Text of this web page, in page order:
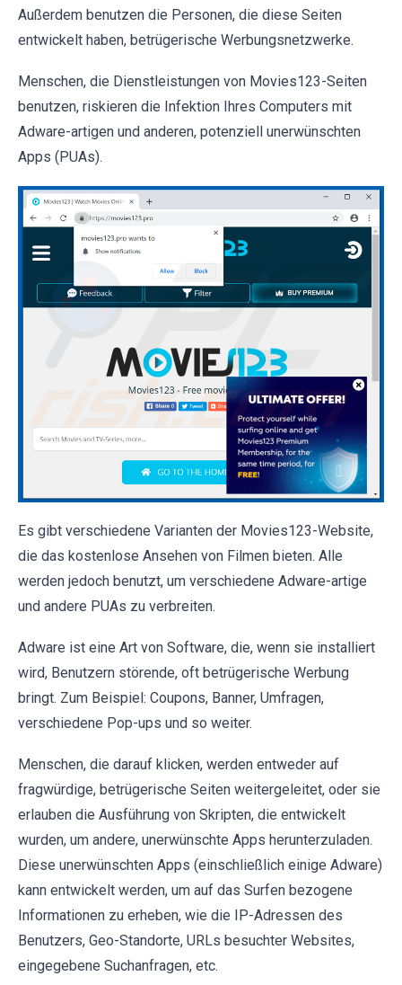
Außerdem benutzen die Personen, die diese Seiten
entwickelt haben, betrügerische Werbungsnetzwerke.
Menschen, die Dienstleistungen von Movies123-Seiten
benutzen, riskieren die Infektion Ihres Computers mit
Adware-artigen und anderen, potenziell unerwünschten
Apps (PUAs).
Es gibt verschiedene Varianten der Movies123-Website,
die das kostenlose Ansehen von Filmen bieten. Alle
werden jedoch benutzt, um verschiedene Adware-artige
und andere PUAs zu verbreiten.
Adware ist eine Art von Software, die, wenn sie installiert
wird, Benutzern störende, oft betrügerische Werbung
bringt. Zum Beispiel: Coupons, Banner, Umfragen,
verschiedene Pop-ups und so weiter.
Menschen, die darauf klicken, werden entweder auf
fragwürdige, betrügerische Seiten weitergeleitet, oder sie
erlauben die Ausführung von Skripten, die entwickelt
wurden, um andere, unerwünschte Apps herunterzuladen.
Diese unerwünschten Apps (einschließlich einige Adware)
kann entwickelt werden, um auf das Surfen bezogene
Informationen zu erheben, wie die IP-Adressen des
Benutzers, Geo-Standorte, URLs besuchter Websites,
eingegebene Suchanfragen, etc.